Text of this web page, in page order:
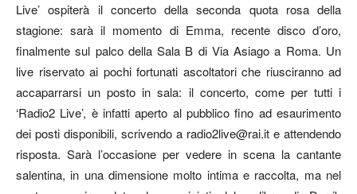
Live’ ospiterà il concerto della seconda quota rosa della
stagione: sarà il momento di Emma, recente disco d’oro,
finalmente sul palco della Sala B di Via Asiago a Roma. Un
live riservato ai pochi fortunati ascoltatori che riusciranno ad
accaparrarsi un posto in sala: il concerto, come per tutti i
‘Radio2 Live’, è infatti aperto al pubblico fino ad esaurimento
dei posti disponibili, scrivendo a radio2live@rai.it e attendendo
risposta. Sarà l’occasione per vedere in scena la cantante
salentina, in una dimensione molto intima e raccolta, ma nel